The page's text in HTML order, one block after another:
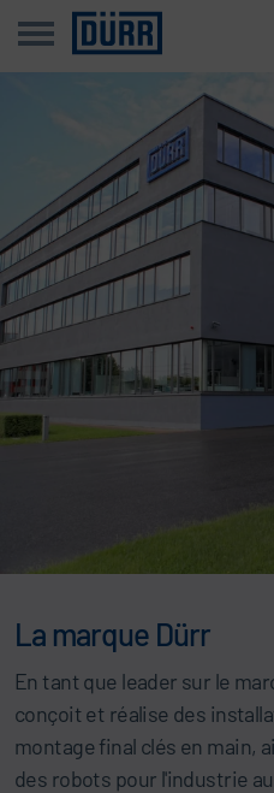
La marque Dürr
En tant que leader sur le
conçoit et réalise des
montage final clés en main,
des robots pour l'industrie